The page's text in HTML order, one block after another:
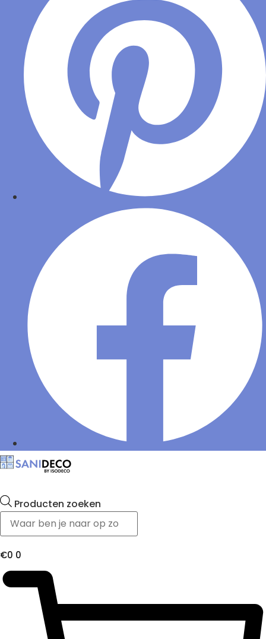
Producten zoeken
€0 0